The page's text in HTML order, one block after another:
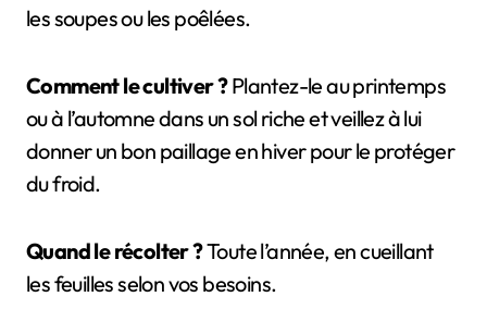
les soupes ou les poêlées.
Comment le cultiver ?Plantez-le au printemps
ou à l’automne dans un sol riche et veillez à lui
donner un bon paillage en hiver pour le protéger
du froid.
Quand le récolter ?Toute l’année, en cueillant
les feuilles selon vos besoins.